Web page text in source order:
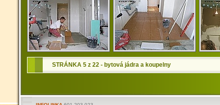
STRÁNKA 5 z 22 - bytová jádra a koupelny